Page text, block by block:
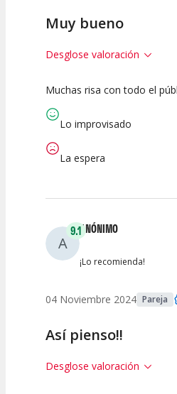
Muy bueno
Desglose valoración
10
Calidad del
Espectáculo
10
Puesta en
Escena
Muchas risa con todo el
Lo improvisado
La espera
A
9.1ANÓNIMO
¡Lo recomienda!
04 Noviembre 2024 Pareja
Así pienso!!
Desglose valoración